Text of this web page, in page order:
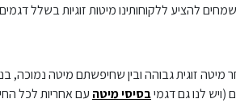
להציע ללקוחותינו מיטות זוגיות בשלל
מיטה זוגית גבוהה ובין שחיפשתם מיטה נמוכה,
בסיסי מיטה עם אחריות לכל